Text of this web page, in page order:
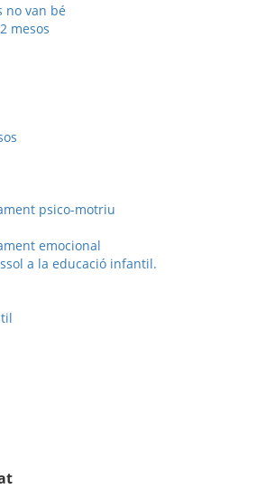
no van bé
mesos
psico-motriu
emocional
a la educació infantil.